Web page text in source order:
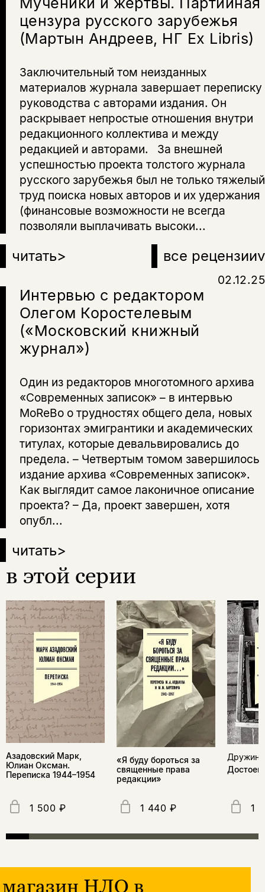
цензура русского зарубежья
(Мартын Андреев, НГ Ex Libris)
Заключительный том неизданных
материалов журнала завершает переписку
руководства с авторами издания. Он
раскрывает непростые отношения внутри
редакционного коллектива и между
редакцией и авторами. За внешней
успешностью проекта толстого журнала
русского зарубежья был не только тяжелый
труд поиска новых авторов и их удержания
(финансовые возможности не всегда
позволяли выплачивать высоки...
читать> все рецензииv
Интервью с редактором
Олегом Коростелевым
(«Московский книжный
журнал»)
02.12.25
Один из редакторов многотомного архива
«Современных записок» – в интервью
MoReBo о трудностях общего дела, новых
горизонтах эмигрантики и академических
титулах, которые девальвировались до
предела. – Четвертым томом завершилось
издание архива «Современных записок».
Как выглядит самое лаконичное описание
проекта? – Да, проект завершен, хотя
опубл...
читать>
в этой серии
Азадовский Марк,
Юлиан Оксман.
Переписка 1944–1954
1 500 ₽
«Я буду бороться за
священные права
редакции»
1 440 ₽ 1
магазин НЛО в
Поделиться
Копировать
ссылку
ВконтактеТелеграм Дзен
подписаться
подписаться
да